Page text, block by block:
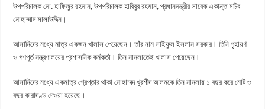
উপপরিচালক মো. হাফিজুর রহমান, উপপরিচালক হাবিবুর রহমান, প্রধানমন্ত্রীর সাবেক একান্ত সচিব
মোহাম্মাদ সালাউদ্দিন।
আসামিদের মধ্যে মাত্র একজন খালাস পেয়েছেন। তাঁর নাম সাইফুল ইসলাম সরকার। তিনি গৃহায়ণ
ও গণপূর্ত মন্ত্রণালয়ের প্রশাসনিক কর্মকর্তা। তিন মামলাতেই খালাস পেয়েছেন।
আসামিদের মধ্যে একমাত্র গ্রেপ্তার থাকা মোহাম্মদ খুরশীদ আলমকে তিন মামলায় ১ বছর করে মোট ৩
বছর কারাদণ্ড দেওয়া হয়েছে।